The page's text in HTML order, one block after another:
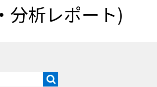
分析レポート)